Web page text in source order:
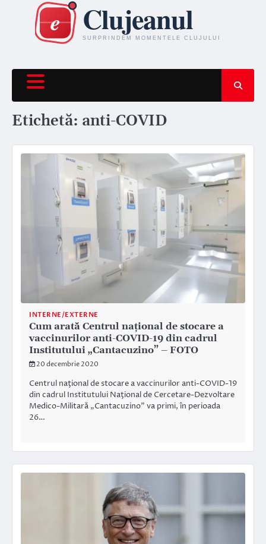
content
Etichetă: anti-COVID
INTERNE/EXTERNE
Cum arată Centrul naţional de stocare a
vaccinurilor anti-COVID-19 din cadrul
Institutului „Cantacuzino” – FOTO
20 decembrie 2020
Centrul naţional de stocare a vaccinurilor anti-COVID-19
din cadrul Institutului Naţional de Cercetare-Dezvoltare
Medico-Militară „Cantacuzino” va primi, în perioada
26…